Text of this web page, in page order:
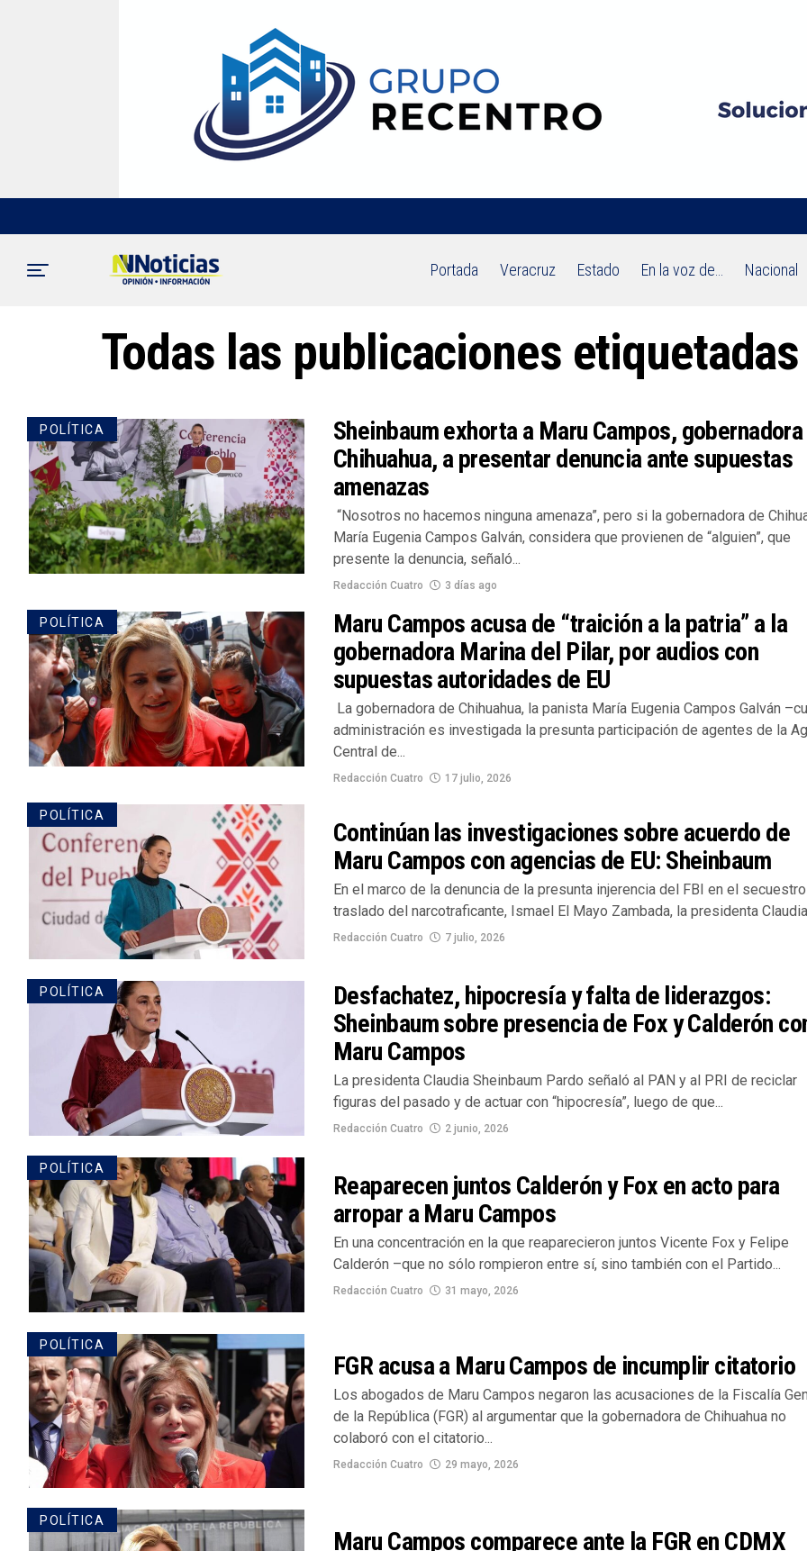
Portada Veracruz Estado En la voz de… Nacional
Todas las publicaciones
POLÍTICA
Sheinbaum exhorta a Maru Campos,
Chihuahua, a presentar denuncia ante supuestas
amenazas
“Nosotros no hacemos ninguna amenaza”, pero si la gobernadora de
María Eugenia Campos Galván, considera que provienen de “alguien”, que
presente la denuncia, señaló...
Redacción Cuatro 3 días ago
POLÍTICA
Maru Campos acusa de “traición a la patria” a la
gobernadora Marina del Pilar, por audios con
supuestas autoridades de EU
La gobernadora de Chihuahua, la panista María Eugenia Campos Galván
administración es investigada la presunta participación de agentes de la
Central de...
Redacción Cuatro 17 julio, 2026
POLÍTICA
Continúan las investigaciones sobre acuerdo de
Maru Campos con agencias de EU: Sheinbaum
En el marco de la denuncia de la presunta injerencia del FBI en el
traslado del narcotraficante, Ismael El Mayo Zambada, la presidenta
Redacción Cuatro 7 julio, 2026
POLÍTICA
Desfachatez, hipocresía y falta de liderazgos:
Sheinbaum sobre presencia de Fox y Calderón
Maru Campos
La presidenta Claudia Sheinbaum Pardo señaló al PAN y al PRI de reciclar
figuras del pasado y de actuar con “hipocresía”, luego de que...
Redacción Cuatro 2 junio, 2026
POLÍTICA
Reaparecen juntos Calderón y Fox en acto para
arropar a Maru Campos
En una concentración en la que reaparecieron juntos Vicente Fox y Felipe
Calderón –que no sólo rompieron entre sí, sino también con el Partido...
Redacción Cuatro 31 mayo, 2026
POLÍTICA
FGR acusa a Maru Campos de incumplir citatorio
Los abogados de Maru Campos negaron las acusaciones de la Fiscalía
de la República (FGR) al argumentar que la gobernadora de Chihuahua no
colaboró con el citatorio...
Redacción Cuatro 29 mayo, 2026
POLÍTICA
Maru Campos comparece ante la FGR en CDMX